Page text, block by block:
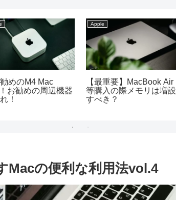
めのM4 Mac
お勧めの周辺機器
！
Apple
【最重要】MacBook Air
等購入の際メモリは増設
すべき？
Macの便利な利用法vol.4